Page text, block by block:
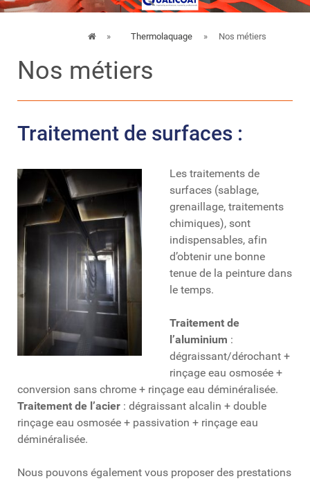
» Thermolaquage » Nos métiers
Nos métiers
Traitement de surfaces :
Les traitements de
surfaces (sablage,
grenaillage, traitements
chimiques), sont
indispensables, afin
d’obtenir une bonne
tenue de la peinture dans
le temps.
Traitement de
l’aluminium :
dégraissant/dérochant +
rinçage eau osmosée +
conversion sans chrome + rinçage eau déminéralisée.
Traitement de l’acier : dégraissant alcalin + double
rinçage eau osmosée + passivation + rinçage eau
déminéralisée.
Nous pouvons également vous proposer des prestations